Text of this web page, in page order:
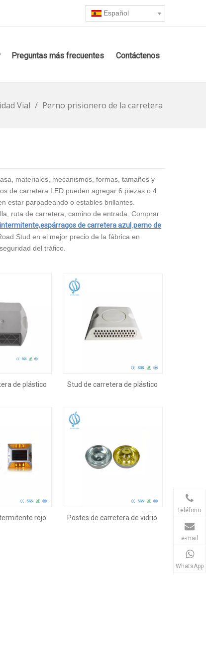
Español
Preguntas más frecuentes Contáctenos
Vial / Perno prisionero de la carretera
materiales, mecanismos, formas, tamaños y
de carretera LED pueden agregar 6 piezas o 4
estar parpadeando o estables brillantes.
ruta de carretera, camino de entrada. Comprar
espárragos de carretera azul perno de
Stud en el mejor precio de la fábrica en
del tráfico.
de plástico
Stud de carretera de plástico
rojo
Postes de carretera de vidrio
teléfono
e-mail
WhatsApp